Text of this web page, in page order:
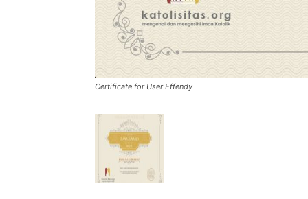
Certificate for User Effendy